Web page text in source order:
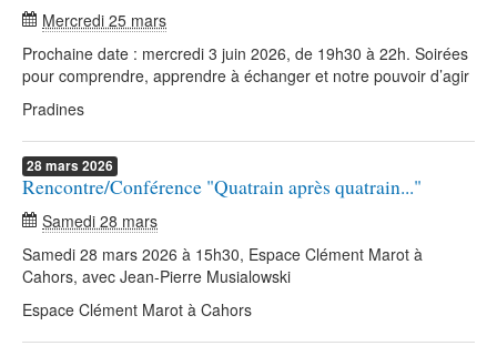
Mercredi 25 mars
Prochaine date : mercredi 3 juin 2026, de 19h30 à 22h. Soirées
pour comprendre, apprendre à échanger et notre pouvoir d’agir
Pradines
28mars 2026
Rencontre/Conférence "Quatrain après quatrain..."
Samedi 28 mars
Samedi 28 mars 2026 à 15h30, Espace Clément Marot à
Cahors, avec Jean-Pierre Musialowski
Espace Clément Marot à Cahors